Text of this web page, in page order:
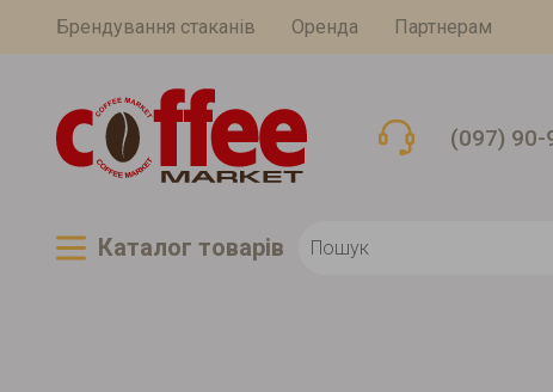
Брендування стаканів Оренда Партнерам
(097) 90-
Каталог товарiв